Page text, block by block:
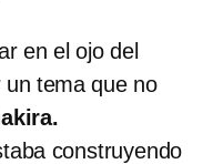
en el ojo del
un tema que no
construyendo